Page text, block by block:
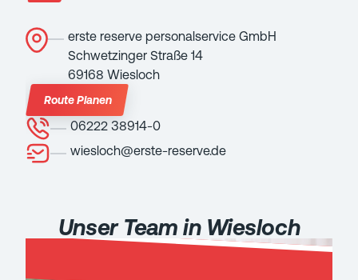
erste reserve personalservice GmbH
Schwetzinger Straße 14
69168 Wiesloch
Route Planen
06222 38914-0
wiesloch@erste-reserve.de
Unser Team in Wiesloch